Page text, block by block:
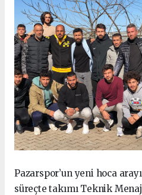
Pazarspor’un yeni hoca
süreçte takımı Teknik